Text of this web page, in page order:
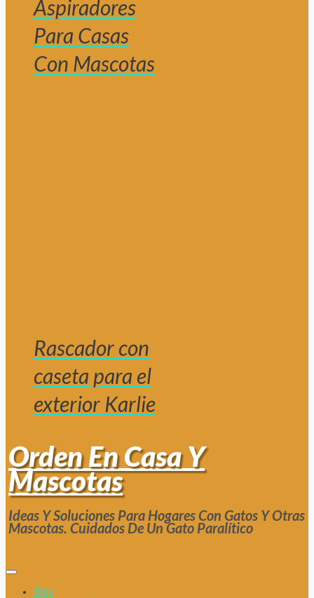
Aspiradores
Para Casas
Con Mascotas
Rascador con
caseta para el
exterior Karlie
Orden En Casa Y
Mascotas
Ideas Y Soluciones Para Hogares Con Gatos Y Otras
Mascotas. Cuidados De Un Gato Paralítico
Blog